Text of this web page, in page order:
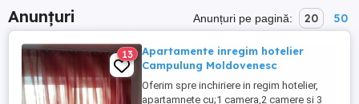
Anunțuri Anunțuri pe pagină: 20 50
13
Apartamente inregim hotelier
Campulung Moldovenesc
Oferim spre inchiriere in regim hotelier,
apartamnete cu;1 camera,2 camere si 3